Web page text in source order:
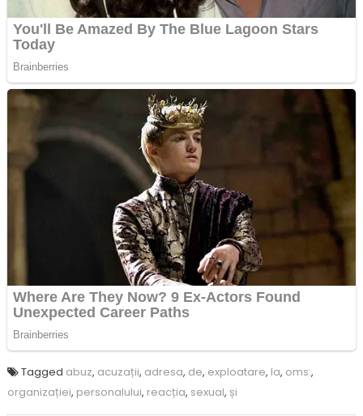
Tagged abuz, acuzații, adresa, de, exploatare, la, oms:,
organizației, personalului, reacția, sexual, și